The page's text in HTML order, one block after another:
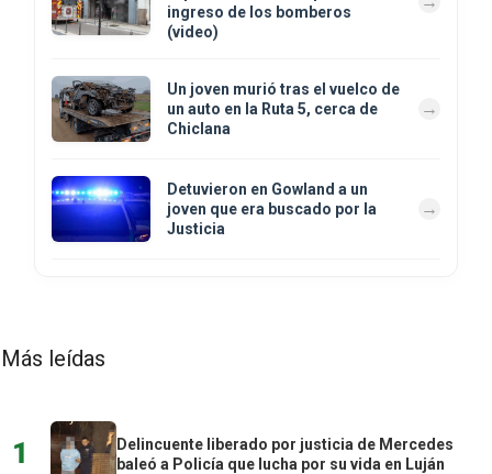
ingreso de los bomberos
(video)
Un joven murió tras el vuelco de
un auto en la Ruta 5, cerca de
Chiclana
Detuvieron en Gowland a un
joven que era buscado por la
Justicia
Más leídas
1
Delincuente liberado por justicia de Mercedes
baleó a Policía que lucha por su vida en Luján